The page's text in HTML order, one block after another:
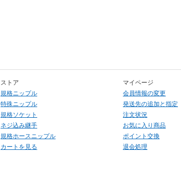
ストア
規格ニップル
特殊ニップル
規格ソケット
ネジ込み継手
規格ホースニップル
カートを見る
マイページ
会員情報の変更
発送先の追加と指定
注文状況
お気に入り商品
ポイント交換
退会処理